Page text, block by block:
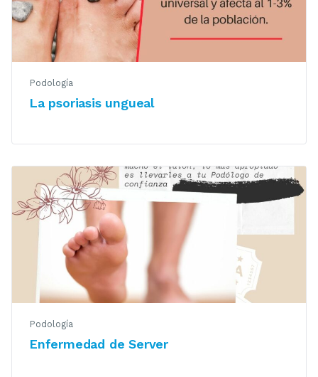
Podología
La psoriasis ungueal
Podología
Enfermedad de Server